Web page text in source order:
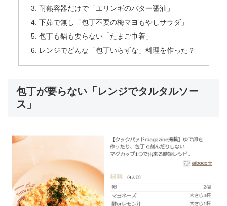
耐熱容器だけで「エリンギのバター醤油」
下茹で無し「包丁不要の梅マヨもやしサラダ」
包丁も鍋も要らない「たまご巾着」
レンジでどんな「包丁いらずな」料理を作った？
包丁が要らない「レンジでタルタルソー
ス」